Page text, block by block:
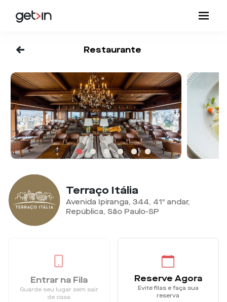
<- Restaurante
Terraço Itália
Avenida Ipiranga, 344, 41º andar,
República, São Paulo-SP
Entrar na Fila
Guarde seu lugar sem sair
de casa
Reserve Agora
Evite filas e faça sua
reserva